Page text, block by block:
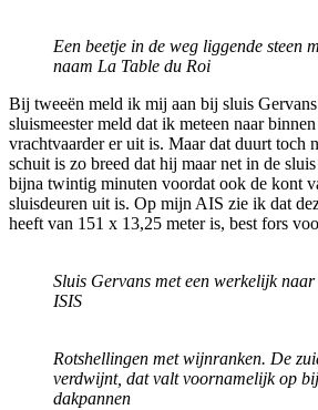
Een beetje in de weg liggende steen
naam La Table du Roi
Bij tweeën meld ik mij aan bij sluis
sluismeester meld dat ik meteen naar
vrachtvaarder er uit is. Maar dat duurt toch
schuit is zo breed dat hij maar net in de
bijna twintig minuten voordat ook de kont
sluisdeuren uit is. Op mijn AIS zie ik dat
heeft van 151 x 13,25 meter is, best fors
Sluis Gervans met een werkelijk
ISIS
Rotshellingen met wijnranken. De
verdwijnt, dat valt voornamelijk op
dakpannen